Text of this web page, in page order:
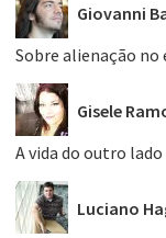
Giovanni
Sobre alienação no
Gisele
A vida do outro
Luciano